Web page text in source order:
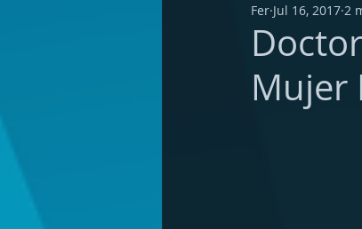
discusiones giveaways
Mujer
Fer Jul 16, 2017 2